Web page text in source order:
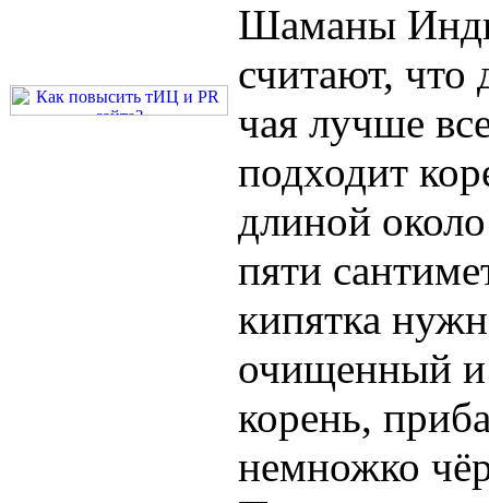
Шаманы
считают, что
чая лучше
подходит
длиной около
пяти
кипятка
очищенный
корень,
немножко